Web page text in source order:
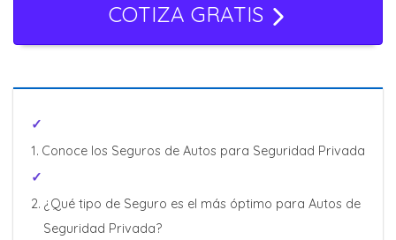
COTIZA GRATIS
Conoce los Seguros de Autos para Seguridad Privada
¿Qué tipo de Seguro es el más óptimo para Autos de
Seguridad Privada?